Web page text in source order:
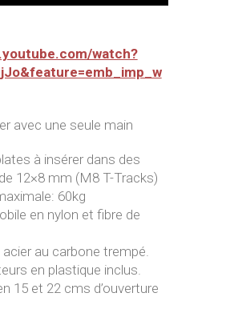
watch?
avec une seule main
à insérer dans des
12×8 mm (M8 T-Tracks)
60kg
en nylon et fibre de
acier au carbone trempé.
en plastique inclus.
15 et 22 cms d’ouverture